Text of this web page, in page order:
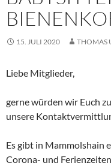
15. JULI 2020 THOMAS
Liebe Mitglieder,
gerne würden wir Euch
unsere
Es gibt in Mammolshain
Corona- und